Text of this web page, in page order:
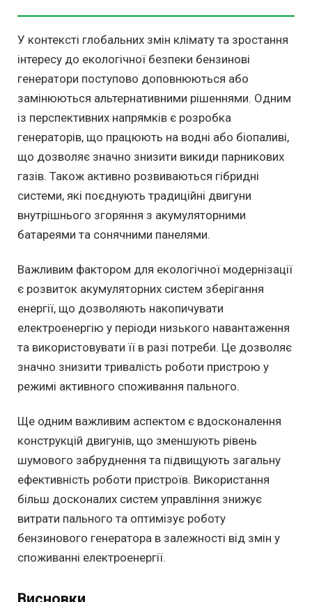
У контексті глобальних змін клімату та зростання
інтересу до екологічної безпеки бензинові
генератори поступово доповнюються або
замінюються альтернативними рішеннями. Одним
із перспективних напрямків є розробка
генераторів, що працюють на водні або біопаливі,
що дозволяє значно знизити викиди парникових
газів. Також активно розвиваються гібридні
системи, які поєднують традиційні двигуни
внутрішнього згоряння з акумуляторними
батареями та сонячними панелями.
Важливим фактором для екологічної модернізації
є розвиток акумуляторних систем зберігання
енергії, що дозволяють накопичувати
електроенергію у періоди низького навантаження
та використовувати її в разі потреби. Це дозволяє
значно знизити тривалість роботи пристрою у
режимі активного споживання пального.
Ще одним важливим аспектом є вдосконалення
конструкцій двигунів, що зменшують рівень
шумового забруднення та підвищують загальну
ефективність роботи пристроїв. Використання
більш досконалих систем управління знижує
витрати пального та оптимізує роботу
бензинового генератора в залежності від змін у
споживанні електроенергії.